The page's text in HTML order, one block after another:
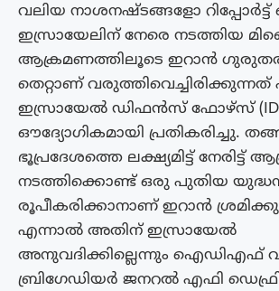
വലിയ നാശനഷ്ടങ്ങളോ റിപ്പോർട്ട്
ഇസ്രായേലിന് നേരെ നടത്തിയ
ആക്രമണത്തിലൂടെ ഇറാൻ
തെറ്റാണ്
ഇസ്രായേൽ ഡിഫൻസ് ഫോഴ്സ്
ഔദ്യോഗികമായി പ്രതികരിച്ചു.
ഭൂപ്രദേശത്തെ ലക്ഷ്യമിട്ട് നേരിട്ട്
നടത്തിക്കൊണ്ട് ഒരു പുതിയ
രൂപീകരിക്കാനാണ് ഇറാൻ
എന്നാൽ അതിന് ഇസ്രായേൽ
അനുവദിക്കില്ലെന്നും ഐഡിഎഫ്
ബ്രിഗേഡിയർ ജനറൽ എഫി